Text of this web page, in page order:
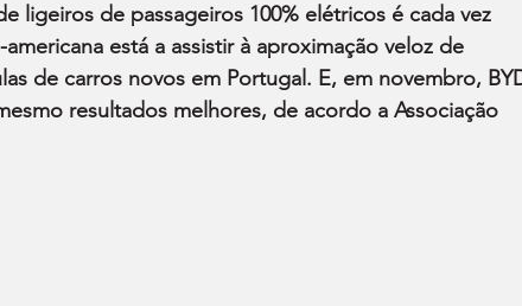
ligeiros de passageiros 100% elétricos é cada vez
está a assistir à aproximação veloz de
de carros novos em Portugal. E, em novembro,
resultados melhores, de acordo a Associação